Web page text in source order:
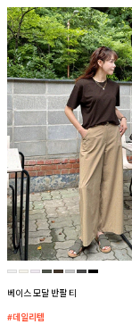
베이스 모달 반팔 티
#데일리템